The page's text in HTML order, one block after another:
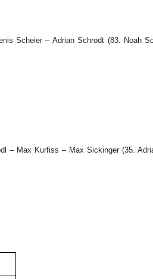
Scheier – Adrian Schrodt (83. Noah
– Max Kurfiss – Max Sickinger (35.